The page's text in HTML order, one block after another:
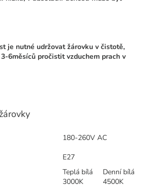
je nutné udržovat žárovku v čistotě,
6měsíců pročistit vzduchem prach v
180-260V AC
E27
Teplá bílá
Denní bílá
3000K 4500K